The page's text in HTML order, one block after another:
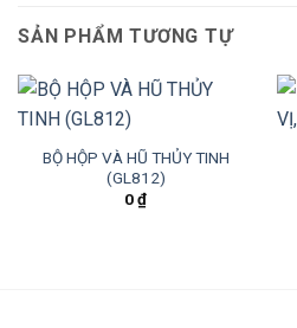
SẢN PHẨM TƯƠNG TỰ
BỘ HỘP VÀ HŨ THỦY TINH
(GL812)
0₫